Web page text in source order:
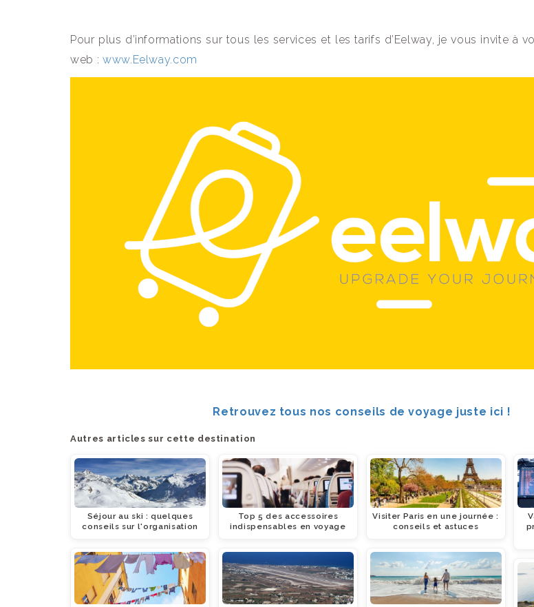
Pour plus d’informations sur tous les services et les tarifs d’Eelway, je vous invite à
web : www.Eelway.com
Retrouvez tous nos conseils de voyage juste ici !
Autres articles sur cette destination
Séjour au ski : quelques
conseils sur l'organisation
Top 5 des accessoires
indispensables en voyage
Visiter Paris en une journée :
conseils et astuces